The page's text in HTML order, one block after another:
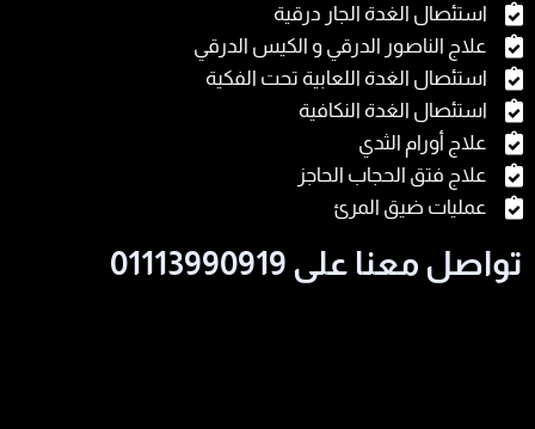
استئصال الغدة الجار درقية
علاج الناصور الدرقي و الكيس الدرقي
استئصال الغدة اللعابية تحت الفكية
استئصال الغدة النكافية
علاج أورام الثدي
علاج فتق الحجاب الحاجز
عمليات ضيق المرئ
تواصل معنا على 01113990919